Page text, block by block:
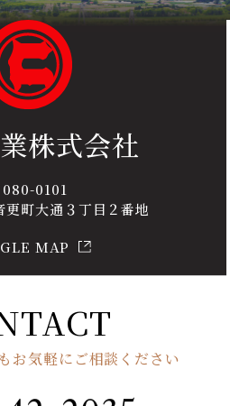
株式会社
080-0101
更町大通３丁目２番地
MAP
お気軽にご相談ください